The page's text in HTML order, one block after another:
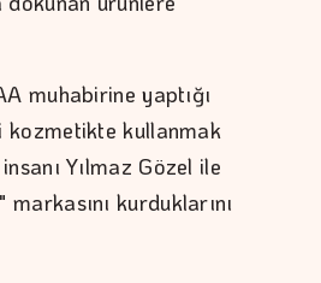
muhabirine yaptığı
kozmetikte kullanmak
Yılmaz Gözel ile
kurduklarını